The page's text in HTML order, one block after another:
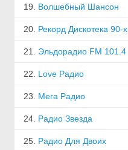
19. Волшебный Шансон
20. Рекорд Дискотека 90-х
21. Эльдорадио FM 101.4
22. Love Радио
23. Мега Радио
24. Радио Звезда
25. Радио Для Двоих